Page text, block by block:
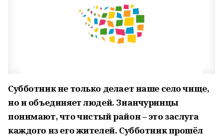
Субботник не только делает наше село чище,
но и объединяет людей. Зианчуринцы
понимают, что чистый район – это заслуга
каждого из его жителей. Субботник прошёл